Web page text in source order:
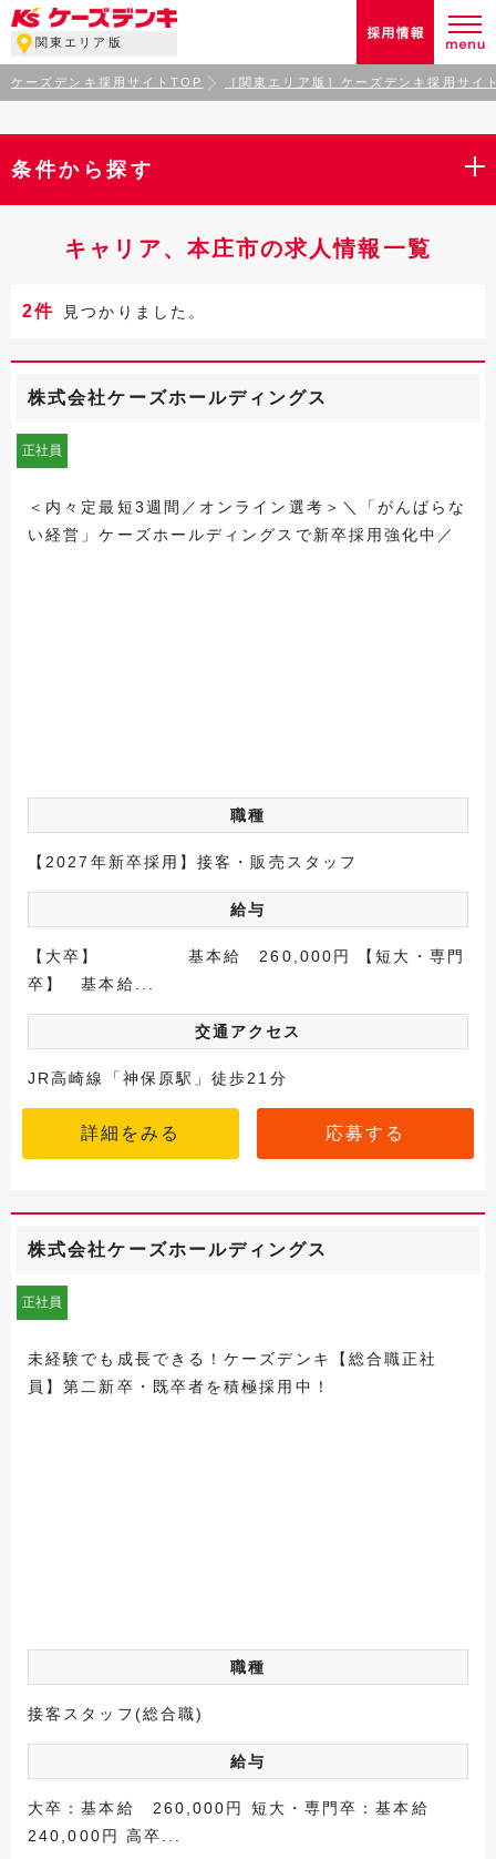
関東エリア版
ケーズデンキ採用サイトTOP ［関東エリア版］ケーズデンキ採用サイ
条件から探す
キャリア、本庄市の求人情報一覧
2件 見つかりました。
株式会社ケーズホールディングス
正社員
＜内々定最短3週間／オンライン選考＞＼「がんばらな
い経営」ケーズホールディングスで新卒採用強化中／
職種
【2027年新卒採用】接客・販売スタッフ
給与
【大卒】 基本給 260,000円 【短大・専門
卒】 基本給...
交通アクセス
JR高崎線「神保原駅」徒歩21分
詳細をみる 応募する
株式会社ケーズホールディングス
正社員
未経験でも成長できる！ケーズデンキ【総合職正社
員】第二新卒・既卒者を積極採用中！
職種
接客スタッフ(総合職)
給与
大卒：基本給 260,000円 短大・専門卒：基本給
240,000円 高卒...